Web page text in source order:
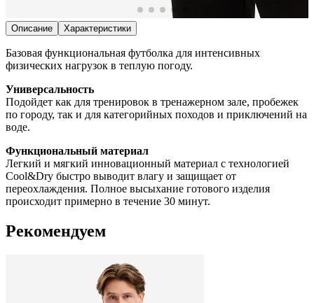
Описание Характеристики
Базовая функциональная футболка для интенсивных
физических нагрузок в теплую погоду.
Универсальность
Подойдет как для тренировок в тренажерном зале, пробежек
по городу, так и для категорийных походов и приключений на
воде.
Функциональный материал
Легкий и мягкий инновационный материал с технологией
Cool&Dry быстро выводит влагу и защищает от
переохлаждения. Полное высыхание готового изделия
происходит примерно в течение 30 минут.
Рекомендуем